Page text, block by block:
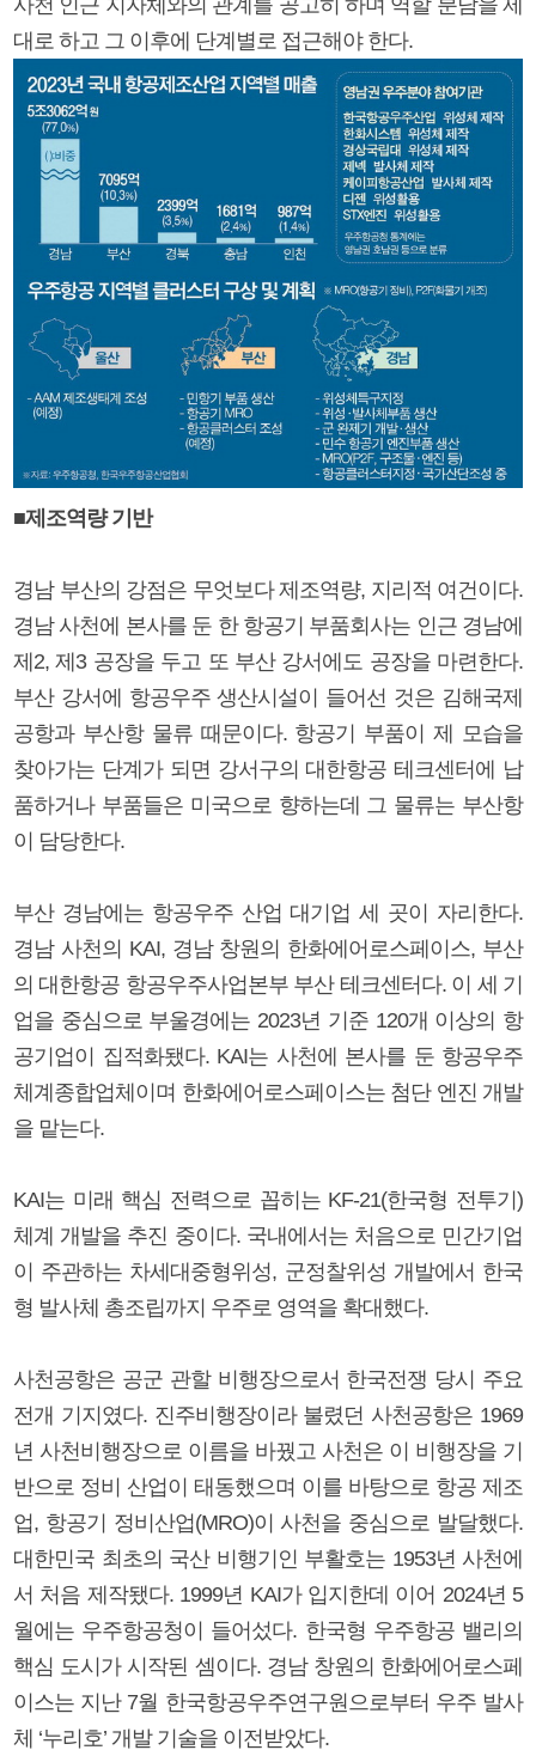
대로 하고 그 이후에 단계별로 접근해야 한다.
■제조역량 기반
경남 부산의 강점은 무엇보다 제조역량, 지리적 여건이다.
경남 사천에 본사를 둔 한 항공기 부품회사는 인근 경남에
제2, 제3 공장을 두고 또 부산 강서에도 공장을 마련한다.
부산 강서에 항공우주 생산시설이 들어선 것은 김해국제
공항과 부산항 물류 때문이다. 항공기 부품이 제 모습을
찾아가는 단계가 되면 강서구의 대한항공 테크센터에 납
품하거나 부품들은 미국으로 향하는데 그 물류는 부산항
이 담당한다.
부산 경남에는 항공우주 산업 대기업 세 곳이 자리한다.
경남 사천의 KAI, 경남 창원의 한화에어로스페이스, 부산
의 대한항공 항공우주사업본부 부산 테크센터다. 이 세 기
업을 중심으로 부울경에는 2023년 기준 120개 이상의 항
공기업이 집적화됐다. KAI는 사천에 본사를 둔 항공우주
체계종합업체이며 한화에어로스페이스는 첨단 엔진 개발
을 맡는다.
KAI는 미래 핵심 전력으로 꼽히는 KF-21(한국형 전투기)
체계 개발을 추진 중이다. 국내에서는 처음으로 민간기업
이 주관하는 차세대중형위성, 군정찰위성 개발에서 한국
형 발사체 총조립까지 우주로 영역을 확대했다.
사천공항은 공군 관할 비행장으로서 한국전쟁 당시 주요
전개 기지였다. 진주비행장이라 불렸던 사천공항은 1969
년 사천비행장으로 이름을 바꿨고 사천은 이 비행장을 기
반으로 정비 산업이 태동했으며 이를 바탕으로 항공 제조
업, 항공기 정비산업(MRO)이 사천을 중심으로 발달했다.
대한민국 최초의 국산 비행기인 부활호는 1953년 사천에
서 처음 제작됐다. 1999년 KAI가 입지한데 이어 2024년 5
월에는 우주항공청이 들어섰다. 한국형 우주항공 밸리의
핵심 도시가 시작된 셈이다. 경남 창원의 한화에어로스페
이스는 지난 7월 한국항공우주연구원으로부터 우주 발사
체 ‘누리호’ 개발 기술을 이전받았다.